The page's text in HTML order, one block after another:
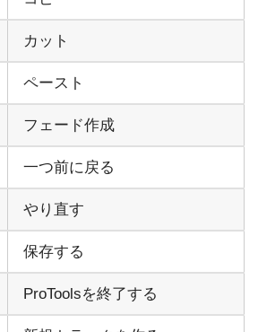
カット
ペースト
フェード作成
一つ前に戻る
やり直す
保存する
ProToolsを終了する